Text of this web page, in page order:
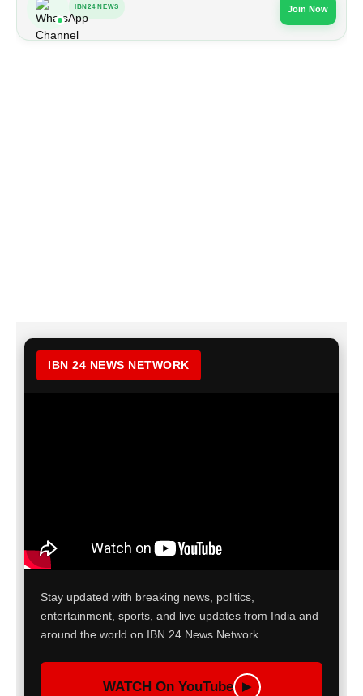
IBN24 NEWS Join Now
IBN 24 NEWS NETWORK
Stay updated with breaking news, politics,
entertainment, sports, and live updates from India and
around the world on IBN 24 News Network.
WATCH On YouTube ▶